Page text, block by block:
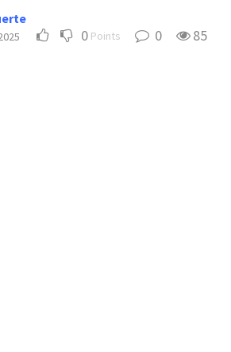
0 Points 0 85